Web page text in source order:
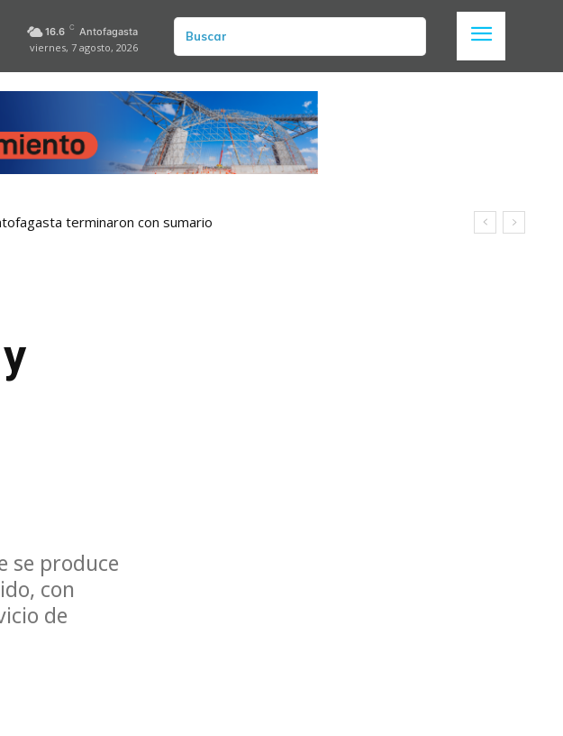
16.6 C Antofagasta
viernes, 7 agosto, 2026
Buscar
terminaron con sumario
se produce
con
de